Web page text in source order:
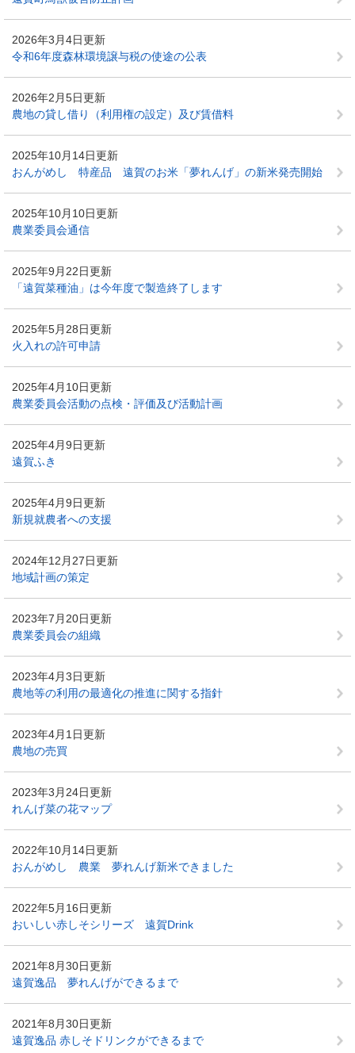
2026年3月4日更新
令和6年度森林環境譲与税の使途の公表
2026年2月5日更新
農地の貸し借り（利用権の設定）及び賃借料
2025年10月14日更新
おんがめし 特産品 遠賀のお米「夢れんげ」の新米発売開始
2025年10月10日更新
農業委員会通信
2025年9月22日更新
「遠賀菜種油」は今年度で製造終了します
2025年5月28日更新
火入れの許可申請
2025年4月10日更新
農業委員会活動の点検・評価及び活動計画
2025年4月9日更新
遠賀ふき
2025年4月9日更新
新規就農者への支援
2024年12月27日更新
地域計画の策定
2023年7月20日更新
農業委員会の組織
2023年4月3日更新
農地等の利用の最適化の推進に関する指針
2023年4月1日更新
農地の売買
2023年3月24日更新
れんげ菜の花マップ
2022年10月14日更新
おんがめし 農業 夢れんげ新米できました
2022年5月16日更新
おいしい赤しそシリーズ 遠賀Drink
2021年8月30日更新
遠賀逸品 夢れんげができるまで
2021年8月30日更新
遠賀逸品 赤しそドリンクができるまで